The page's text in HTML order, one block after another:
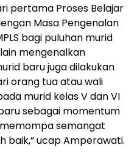
pertama Proses Belajar
Masa Pengenalan
bagi puluhan murid
mengenalkan
baru juga dilakukan
orang tua atau wali
murid kelas V dan VI
sebagai momentum
semangat
baik,” ucap Amperawati.